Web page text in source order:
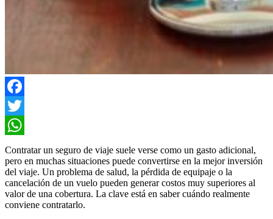
Facebook
Twitter
WhatsApp
Contratar un seguro de viaje suele verse como un gasto adicional,
pero en muchas situaciones puede convertirse en la mejor inversión
del viaje. Un problema de salud, la pérdida de equipaje o la
cancelación de un vuelo pueden generar costos muy superiores al
valor de una cobertura. La clave está en saber cuándo realmente
conviene contratarlo.